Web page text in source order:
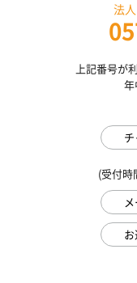
法
上記番号が
年
(受付時